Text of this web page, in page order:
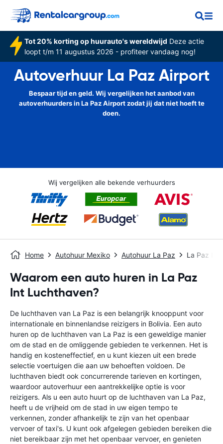
Tot 20% korting op huurauto's wereldwijd Deze actie
loopt t/m 11 augustus 2026 - profiteer vandaag nog!
Autoverhuur La Paz Airport
Bespaar tijd en geld. Wij vergelijken het aanbod van
autoverhuurders in La Paz Airport zodat jij dat niet hoeft te
doen.
Wij vergelijken alle bekende verhuurders
Home Autohuur Mexiko Autohuur La Paz La Paz Int
Waarom een auto huren in La Paz
Int Luchthaven?
De luchthaven van La Paz is een belangrijk knooppunt voor
internationale en binnenlandse reizigers in Bolivia. Een auto
huren op de luchthaven van La Paz is een geweldige manier
om de stad en de omliggende gebieden te verkennen. Het is
handig en kosteneffectief, en u kunt kiezen uit een brede
selectie voertuigen die aan uw behoeften voldoen. De
luchthaven biedt ook concurrerende tarieven en kortingen,
waardoor autoverhuur een aantrekkelijke optie is voor
reizigers. Als u een auto huurt op de luchthaven van La Paz,
heeft u de vrijheid om de stad in uw eigen tempo te
verkennen, zonder afhankelijk te zijn van het openbaar
vervoer of taxi's. U kunt ook afgelegen gebieden bereiken die
niet bereikbaar zijn met het openbaar vervoer, en genieten